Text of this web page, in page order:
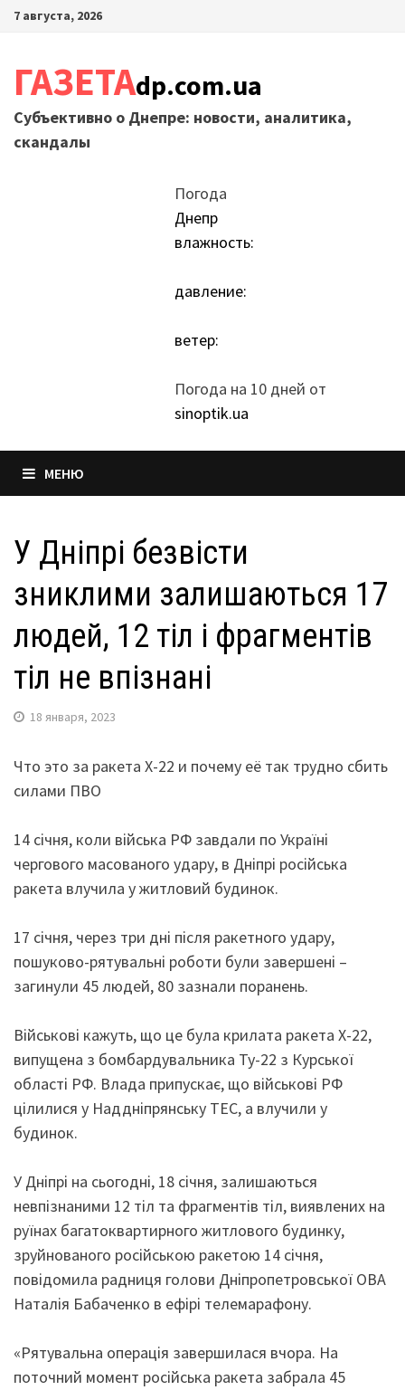
Перейти
7 августа, 2026
ГАЗЕТАdp.com.ua
Субъективно о Днепре: новости, аналитика,
скандалы
Погода
Днепр
влажность:
давление:
ветер:
Погода на 10 дней от
sinoptik.ua
МЕНЮ
У Дніпрі безвісти
зниклими залишаються 17
людей, 12 тіл і фрагментів
тіл не впізнані
18 января, 2023
Что это за ракета Х-22 и почему её так трудно сбить
силами ПВО
14 січня, коли війська РФ завдали по Україні
чергового масованого удару, в Дніпрі російська
ракета влучила у житловий будинок.
17 січня, через три дні після ракетного удару,
пошуково-рятувальні роботи були завершені –
загинули 45 людей, 80 зазнали поранень.
Військові кажуть, що це була крилата ракета Х-22,
випущена з бомбардувальника Ту-22 з Курської
області РФ. Влада припускає, що військові РФ
цілилися у Наддніпрянську ТЕС, а влучили у
будинок.
У Дніпрі на сьогодні, 18 січня, залишаються
невпізнаними 12 тіл та фрагментів тіл, виявлених на
руїнах багатоквартирного житлового будинку,
зруйнованого російською ракетою 14 січня,
повідомила радниця голови Дніпропетровської ОВА
Наталія Бабаченко в ефірі телемарафону.
«Рятувальна операція завершилася вчора. На
поточний момент російська ракета забрала 45